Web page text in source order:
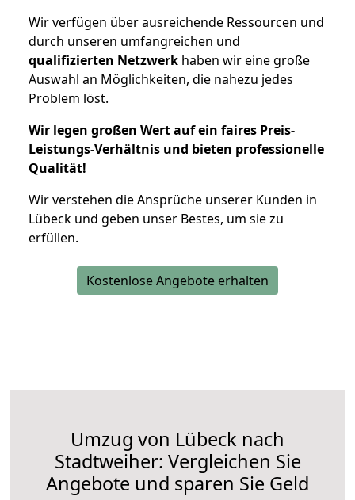
Wir verfügen über ausreichende Ressourcen und
durch unseren umfangreichen und
qualifizierten Netzwerk haben wir eine große
Auswahl an Möglichkeiten, die nahezu jedes
Problem löst.
Wir legen großen Wert auf ein faires Preis-
Leistungs-Verhältnis und bieten professionelle
Qualität!
Wir verstehen die Ansprüche unserer Kunden in
Lübeck und geben unser Bestes, um sie zu
erfüllen.
Kostenlose Angebote erhalten
Umzug von Lübeck nach
Stadtweiher: Vergleichen Sie
Angebote und sparen Sie Geld